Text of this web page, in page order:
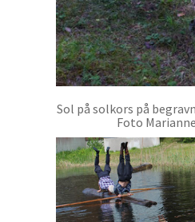
Sol på solkors på
Foto